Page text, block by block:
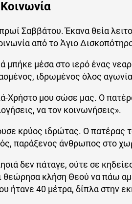
Σαββάτου. Έκανα θεία
από το Άγιο
μπήκε μέσα στο ιερό ένας
ιδρωμένος όλος
Χρήστο μου σώσε μας. Ο
να τον κοινωνήσεις».
κρύος ιδρώτας. Ο πατέρας
παράξενος άνθρωπος στο
δεν πάταγε, ούτε σε
θεώρησα κλήση Θεού να πάω
ήτανε 40 μέτρα, δίπλα στην